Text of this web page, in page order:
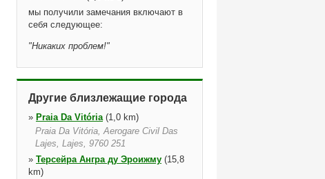
мы получили замечания включают в
себя следующее:
"Никаких проблем!"
Другие близлежащие города
» Praia Da Vitória(1,0 km)
Praia Da Vitória, Aerogare Civil Das
Lajes, Lajes, 9760 251
» Терсейра Ангра ду Эроижму (15,8
km)